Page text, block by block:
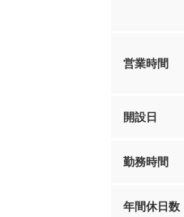
営業時間
開設日
勤務時間
年間休日数